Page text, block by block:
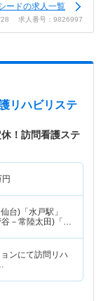
ードの求人一覧
28 求人番号：9826997
リハビリステ
！訪問看護ステ
円
台)「水戸駅」
－常陸太田)「水
ンにて訪問リハ